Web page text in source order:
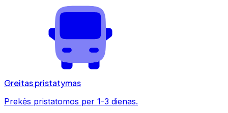
Greitas pristatymas
Prekės pristatomos per 1-3 dienas.